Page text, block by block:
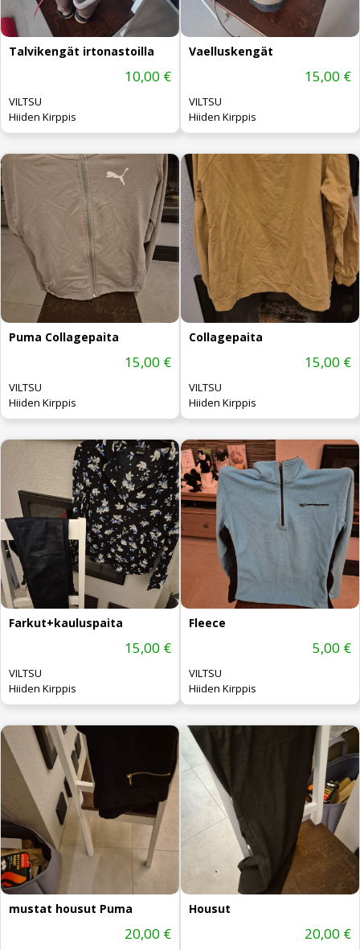
Talvikengät irtonastoilla
10,00 €
VILTSU
Hiiden Kirppis
Vaelluskengät
15,00 €
VILTSU
Hiiden Kirppis
Puma Collagepaita
15,00 €
VILTSU
Hiiden Kirppis
Collagepaita
15,00 €
VILTSU
Hiiden Kirppis
Farkut+kauluspaita
15,00 €
VILTSU
Hiiden Kirppis
Fleece
5,00 €
VILTSU
Hiiden Kirppis
mustat housut Puma
20,00 €
Housut
20,00 €